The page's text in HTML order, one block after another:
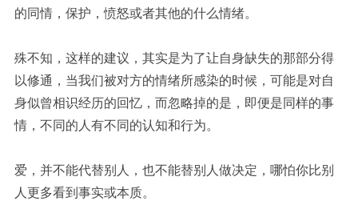
的同情，保护，愤怒或者其他的什么情绪。
殊不知，这样的建议，其实是为了让自身缺失的那部分得
以修通，当我们被对方的情绪所感染的时候，可能是对自
身似曾相识经历的回忆，而忽略掉的是，即便是同样的事
情，不同的人有不同的认知和行为。
爱，并不能代替别人，也不能替别人做决定，哪怕你比别
人更多看到事实或本质。